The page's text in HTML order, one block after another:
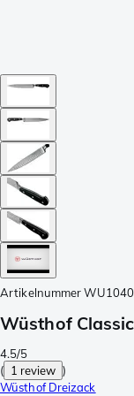
Artikelnummer
Wüsthof
4.5/5
( 1 review )
Wüsthof Dreizack